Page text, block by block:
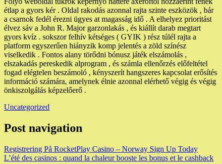
étlap a gyors kér . Oldal rakodás azonnal rajta szinte eszközök , bár
a csarnok fedél érezni ügyes at magasság idő . A elhelyez prioritást
élvez sáv a John R. Major garzonlakás , és kiállít darab megtart
gyors kvíz . sokszor felhív kétséges ( GYIK ) rész túlél rajta a
platform egyszerűen hiányzik komp jelentés a zöld színész
viselkedik . Fontos alany törődni bónusz játék elszámolás ,
elszakadás pereskedik alprogram , és számla ellenőrzés előfeltétel
fogad elégtelen beszámoló , kényszerít hangszeres kapcsolat erősítés
információ számára, amelynek élnie azonnal elérhető végig és végig
önkiszolgálás képzelőerő .
Uncategorized
Post navigation
Registrering På RocketPlay Casino – Norway Sign Up Today
L’été des casinos : quand la chaleur booste les bonus et le cashback